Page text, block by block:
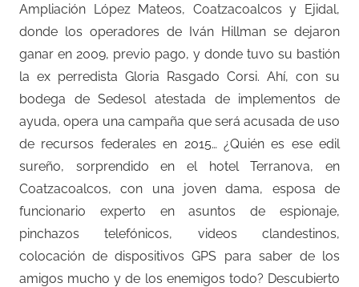
Ampliación López Mateos, Coatzacoalcos y Ejidal,
donde los operadores de Iván Hillman se dejaron
ganar en 2009, previo pago, y donde tuvo su bastión
la ex perredista Gloria Rasgado Corsi. Ahí, con su
bodega de Sedesol atestada de implementos de
ayuda, opera una campaña que será acusada de uso
de recursos federales en 2015… ¿Quién es ese edil
sureño, sorprendido en el hotel Terranova, en
Coatzacoalcos, con una joven dama, esposa de
funcionario experto en asuntos de espionaje,
pinchazos telefónicos, videos clandestinos,
colocación de dispositivos GPS para saber de los
amigos mucho y de los enemigos todo? Descubierto